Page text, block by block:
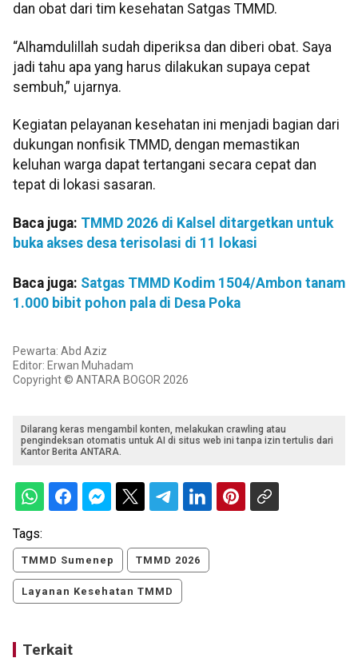
dan obat dari tim kesehatan Satgas TMMD.
“Alhamdulillah sudah diperiksa dan diberi obat. Saya
jadi tahu apa yang harus dilakukan supaya cepat
sembuh,” ujarnya.
Kegiatan pelayanan kesehatan ini menjadi bagian dari
dukungan nonfisik TMMD, dengan memastikan
keluhan warga dapat tertangani secara cepat dan
tepat di lokasi sasaran.
Baca juga: TMMD 2026 di Kalsel ditargetkan untuk
buka akses desa terisolasi di 11 lokasi
Baca juga: Satgas TMMD Kodim 1504/Ambon tanam
1.000 bibit pohon pala di Desa Poka
Pewarta: Abd Aziz
Editor: Erwan Muhadam
Copyright © ANTARA BOGOR 2026
Dilarang keras mengambil konten, melakukan crawling atau
pengindeksan otomatis untuk AI di situs web ini tanpa izin tertulis dari
Kantor Berita ANTARA.
Tags:
TMMD Sumenep TMMD 2026
Layanan Kesehatan TMMD
Terkait